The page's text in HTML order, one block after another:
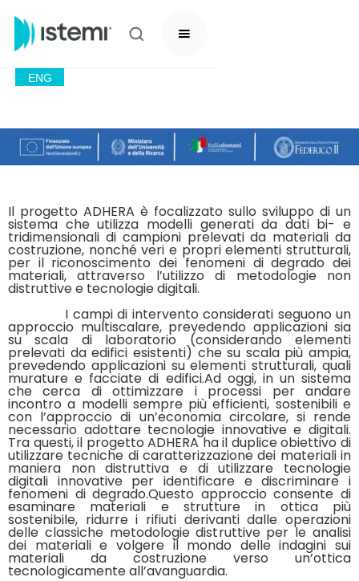
ENG
Il progetto ADHERA è focalizzato sullo sviluppo di un
sistema che utilizza modelli generati da dati bi- e
tridimensionali di campioni prelevati da materiali da
costruzione, nonché veri e propri elementi strutturali,
per il riconoscimento dei fenomeni di degrado dei
materiali, attraverso l’utilizzo di metodologie non
distruttive e tecnologie digitali.
I campi di intervento considerati seguono un
approccio multiscalare, prevedendo applicazioni sia
su scala di laboratorio (considerando elementi
prelevati da edifici esistenti) che su scala più ampia,
prevedendo applicazioni su elementi strutturali, quali
murature e facciate di edifici.Ad oggi, in un sistema
che cerca di ottimizzare i processi per andare
incontro a modelli sempre più efficienti, sostenibili e
con l’approccio di un’economia circolare, si rende
necessario adottare tecnologie innovative e digitali.
Tra questi, il progetto ADHERA ha il duplice obiettivo di
utilizzare tecniche di caratterizzazione dei materiali in
maniera non distruttiva e di utilizzare tecnologie
digitali innovative per identificare e discriminare i
fenomeni di degrado.Questo approccio consente di
esaminare materiali e strutture in ottica più
sostenibile, ridurre i rifiuti derivanti dalle operazioni
delle classiche metodologie distruttive per le analisi
dei materiali e volgere il mondo delle indagini sui
materiali da costruzione verso un’ottica
tecnologicamente all’avanguardia.